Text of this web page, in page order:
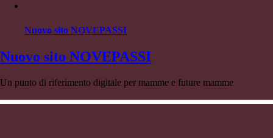
Nuovo sito NOVEPASSI
Nuovo sito NOVEPASSI
Un punto di riferimento digitale per mamme e future mamme